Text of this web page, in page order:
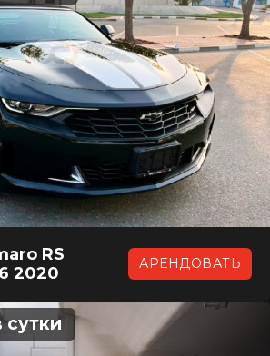
RS
2020
АРЕНДОВАТЬ
сутки